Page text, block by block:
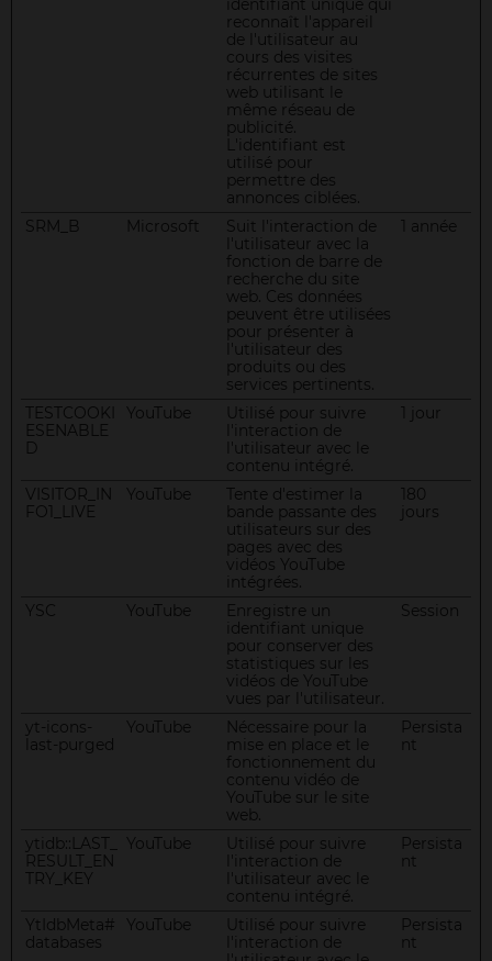
identifiant unique qui
reconnaît l'appareil
de l'utilisateur au
cours des visites
récurrentes de sites
web utilisant le
même réseau de
publicité.
L'identifiant est
utilisé pour
permettre des
annonces ciblées.
SRM_B Microsoft
Suit l'interaction de
l'utilisateur avec la
fonction de barre de
recherche du site
web. Ces données
peuvent être utilisées
pour présenter à
l'utilisateur des
produits ou des
services pertinents.
1 année
TESTCOOKI
ESENABLE
D
YouTube
Utilisé pour suivre
l'interaction de
l'utilisateur avec le
contenu intégré.
1 jour
VISITOR_IN
FO1_LIVE
YouTube
Tente d'estimer la
bande passante des
utilisateurs sur des
pages avec des
vidéos YouTube
intégrées.
180
jours
YSC YouTube
Enregistre un
identifiant unique
pour conserver des
statistiques sur les
vidéos de YouTube
vues par l'utilisateur.
Session
yt-icons-
last-purged
YouTube
Nécessaire pour la
mise en place et le
fonctionnement du
contenu vidéo de
YouTube sur le site
web.
Persista
nt
ytidb::LAST_
RESULT_EN
TRY_KEY
YouTube
Utilisé pour suivre
l'interaction de
l'utilisateur avec le
contenu intégré.
Persista
nt
YtIdbMeta#
databases
YouTube
Utilisé pour suivre
l'interaction de
Persista
nt